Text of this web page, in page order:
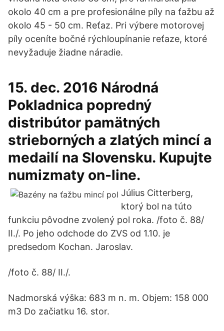
okolo 40 cm a pre profesionálne píly na ťažbu až
okolo 45 - 50 cm. Reťaz. Pri výbere motorovej
píly oceníte bočné rýchloupínanie reťaze, ktoré
nevyžaduje žiadne náradie.
15. dec. 2016 Národná
Pokladnica popredný
distribútor pamätných
strieborných a zlatých mincí a
medailí na Slovensku. Kupujte
numizmaty on-line.
Július Citterberg,
ktorý bol na túto
funkciu pôvodne zvolený pol roka. /foto č. 88/
II./. Po jeho odchode do ZVS od 1.10. je
predsedom Kochan. Jaroslav.
/foto č. 88/ II./.
Nadmorská výška: 683 m n. m. Objem: 158 000
m3 Do začiatku 16. stor.